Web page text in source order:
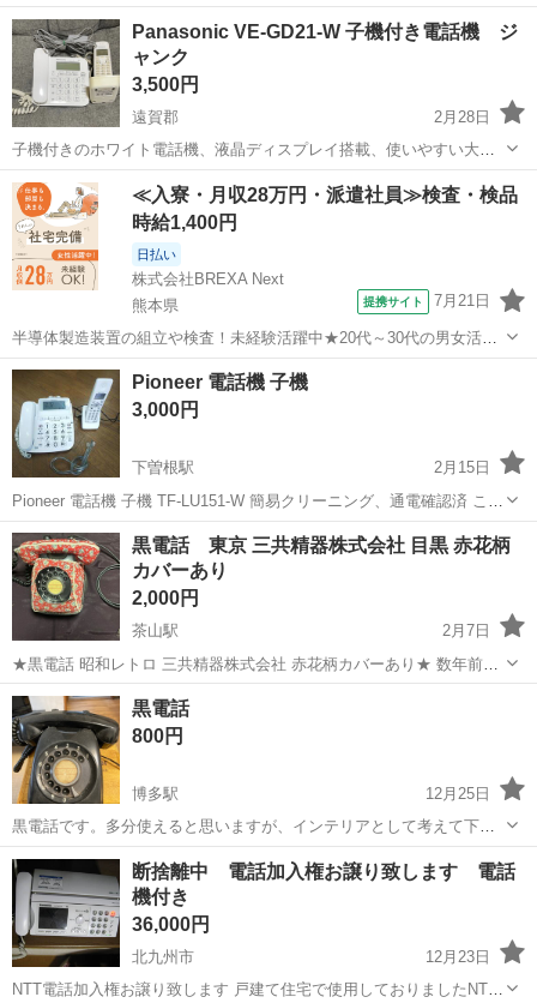
す。1971年製と思われます。中古品で傷や擦れがあります。 電話機本
体から出ている電話線は途中で切れています。 ご希望でしたら電話機
の敷物もお付けします。そ...
福岡 大牟田市 電話、ＦＡＸ 黒電話
Panasonic VE-GD21-W 子機付き電話機 ジ
ャンク
3,500円
遠賀郡
2月28日
子機付きのホワイト電話機、液晶ディスプレイ搭載、使いやすい大き
なボタン。 - ブランド: Panasonic - モデル: VE-GD21-W - モデル: KX-
FKD801-W - カラー: ホワイト - 機能: 子機...
福岡 遠賀郡 電話、ＦＡＸ Panasonic
≪入寮・月収28万円・派遣社員≫検査・検品
時給1,400円
日払い
株式会社BREXA Next
熊本県
提携サイト 7月21日
半導体製造装置の組立や検査！未経験活躍中★20代～30代の男女活躍
中★ワンルーム寮完備！赴任旅費会社負担！マイカー通勤OK！無料駐
車場あり！正社員登用あり！《熊本県菊池郡大津町》 人気の工場のお
仕事 ◇半導体製造装置の組立...
熊本 その他
Pioneer 電話機 子機
3,000円
下曽根駅
2月15日
Pioneer 電話機 子機 TF-LU151-W 簡易クリーニング、通電確認済 こち
らは使用品になります。 目立つ傷や汚れは見受けられません。 モニタ
ーに引っ掻き傷のようなものはございます。 その他、状態良好かと思
い...
福岡 北九州市 下曽根駅 電話、ＦＡＸ Pioneer
黒電話 東京 三共精器株式会社 目黒 赤花柄
カバーあり
2,000円
茶山駅
2月7日
★黒電話 昭和レトロ 三共精器株式会社 赤花柄カバーあり★ 数年前ま
で使用しておりました。 使用しなくなってからは倉庫にて保管してお
りました。 記載 東京 三共精器株式会社 目黒 赤色のカバーもお付けし
ます。 中古品に...
福岡 福岡市 茶山駅
黒電話
800円
博多駅
12月25日
黒電話です。多分使えると思いますが、インテリアとして考えて下さ
い 再度値下しました、これで売れないならゴミとして処分します。
福岡 福岡市 博多駅 電話、ＦＡＸ 黒電話
断捨離中 電話加入権お譲り致します 電話
機付き
36,000円
北九州市
12月23日
NTT電話加入権お譲り致します 戸建て住宅で使用しておりましたNTT